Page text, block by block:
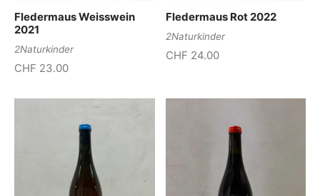
Fledermaus Weisswein
2021
2Naturkinder
CHF 23.00
Fledermaus Rot 2022
2Naturkinder
CHF 24.00